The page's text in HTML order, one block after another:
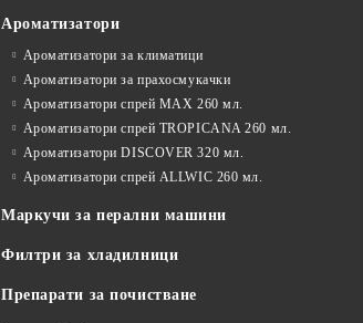
Ароматизатори
Ароматизатори за климатици
Ароматизатори за прахосмукачки
Ароматизатори спрей MAX 260 мл.
Ароматизатори спрей TROPICANA 260 мл.
Ароматизатори DISCOVER 320 мл.
Ароматизатори спрей ALLWIC 260 мл.
Маркучи за перални машини
Филтри за хладилници
Препарати за почистване